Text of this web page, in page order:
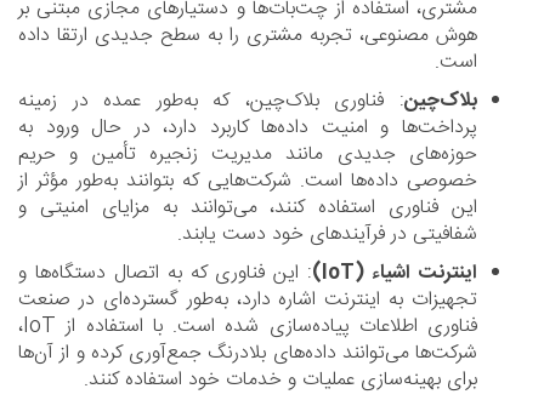
مشتری، استفاده از چت‌بات‌ها و دستیارهای مجازی مبتنی بر
هوش مصنوعی، تجربه مشتری را به سطح جدیدی ارتقا داده
است.
بلاک‌چین: فناوری بلاک‌چین، که به‌طور عمده در زمینه
پرداخت‌ها و امنیت داده‌ها کاربرد دارد، در حال ورود به
حوزه‌های جدیدی مانند مدیریت زنجیره تأمین و حریم
خصوصی داده‌ها است. شرکت‌هایی که بتوانند به‌طور مؤثر از
این فناوری استفاده کنند، می‌توانند به مزایای امنیتی و
شفافیتی در فرآیندهای خود دست یابند.
اینترنت اشیاء (IoT)
: این فناوری که به اتصال دستگاه‌ها و
تجهیزات به اینترنت اشاره دارد، به‌طور گسترده‌ای در صنعت
فناوری اطلاعات پیاده‌سازی شده است. با استفاده از IoT،
شرکت‌ها می‌توانند داده‌های بلادرنگ جمع‌آوری کرده و از آن‌ها
برای بهینه‌سازی عملیات و خدمات خود استفاده کنند.